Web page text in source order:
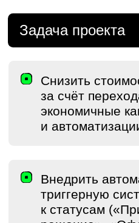
Объединили все
брокеров в единую систему,
работает в двух каналах:
Личный кабинет брокера